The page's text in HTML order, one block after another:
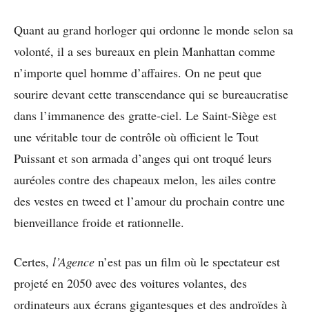
Quant au grand horloger qui ordonne le monde selon sa
volonté, il a ses bureaux en plein Manhattan comme
n’importe quel homme d’affaires. On ne peut que
sourire devant cette transcendance qui se bureaucratise
dans l’immanence des gratte-ciel. Le Saint-Siège est
une véritable tour de contrôle où officient le Tout
Puissant et son armada d’anges qui ont troqué leurs
auréoles contre des chapeaux melon, les ailes contre
des vestes en tweed et l’amour du prochain contre une
bienveillance froide et rationnelle.
Certes, l’Agence n’est pas un film où le spectateur est
projeté en 2050 avec des voitures volantes, des
ordinateurs aux écrans gigantesques et des androïdes à